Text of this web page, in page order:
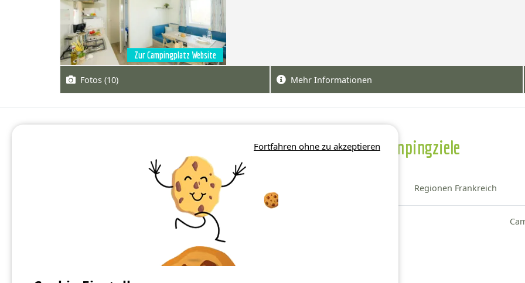
Zur Campingplatz Website
Fotos (10) Mehr Informationen
Weitere Campingziele
Regionen Frankreich
Fortfahren ohne zu akzeptieren